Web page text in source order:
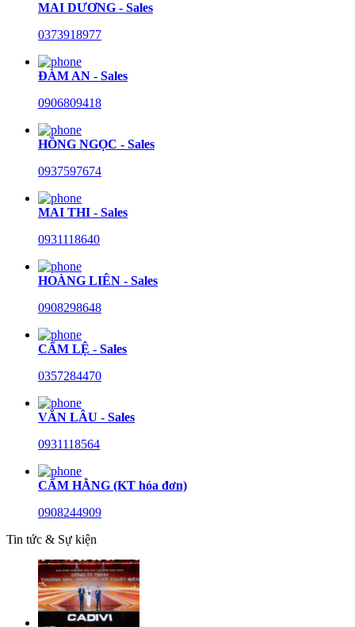
MAI DƯƠNG - Sales
0373918977
ĐÀM AN - Sales
0906809418
HỒNG NGỌC - Sales
0937597674
MAI THI - Sales
0931118640
HOÀNG LIÊN - Sales
0908298648
CẨM LỆ - Sales
0357284470
VĂN LÂU - Sales
0931118564
CẨM HẰNG (KT hóa đơn)
0908244909
Tin tức & Sự kiện